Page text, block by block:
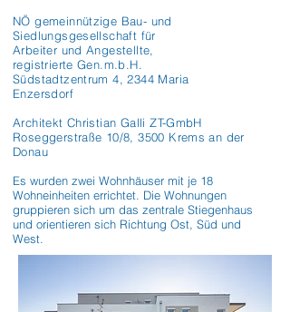
NÖ gemeinnützige Bau- und
Siedlungsgesellschaft für
Arbeiter und Angestellte,
registrierte Gen.m.b.H.
Südstadtzentrum 4, 2344 Maria
Enzersdorf
Architekt Christian Galli ZT-GmbH
Roseggerstraße 10/8, 3500 Krems an der
Donau
Es wurden zwei Wohnhäuser mit je 18
Wohneinheiten errichtet. Die Wohnungen
gruppieren sich um das zentrale Stiegenhaus
und orientieren sich Richtung Ost, Süd und
West.